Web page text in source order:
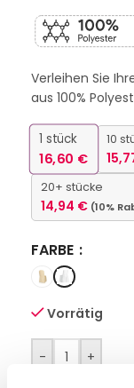
Verleihen Sie
aus 100%
1 stück
16,60 €
10
20+ stücke
14,94 € (10%
FARBE
Vorrätig
- +